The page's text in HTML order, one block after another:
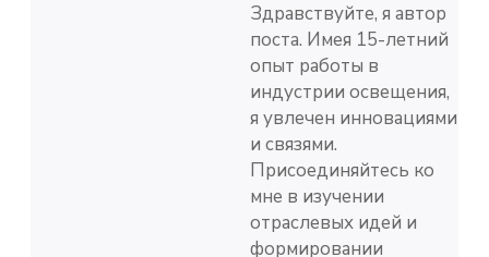
Здравствуйте, я автор
поста. Имея 15-летний
опыт работы в
индустрии освещения,
я увлечен инновациями
и связями.
Присоединяйтесь ко
мне в изучении
отраслевых идей и
формировании